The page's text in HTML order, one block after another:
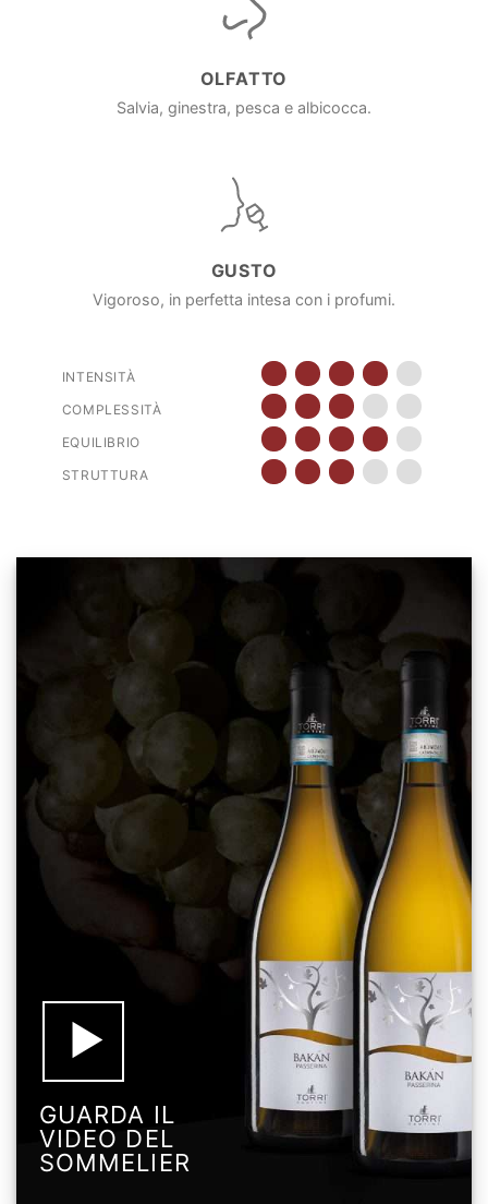
OLFATTO
Salvia, ginestra, pesca e albicocca.
GUSTO
Vigoroso, in perfetta intesa con i profumi.
INTENSITÀ
COMPLESSITÀ
EQUILIBRIO
STRUTTURA
GUARDA IL
VIDEO DEL
SOMMELIER